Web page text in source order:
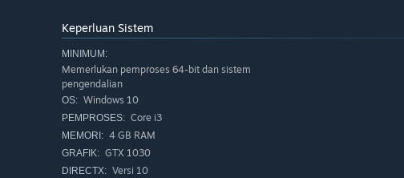
Keperluan Sistem
MINIMUM:
Memerlukan pemproses 64-bit dan sistem
pengendalian
OS: Windows 10
PEMPROSES: Core i3
MEMORI: 4 GB RAM
GRAFIK: GTX 1030
DIRECTX: Versi 10